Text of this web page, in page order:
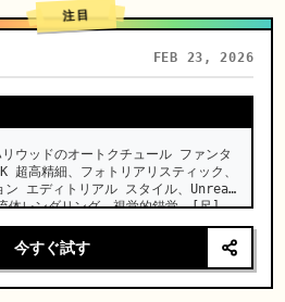
注目
FEB 23, 2026
ウッドのオートクチュール ファンタ
超高精細、フォトリアリスティック、
ン エディトリアル スタイル、Unreal
レンダリング、視覚的錯覚。[尺]
] 果てしなく広がる、現実のウユニ塩
ー）の塩原。空には重苦しい暗い雲が
はすべてを鏡のように完璧に映し出
ニマリストでクールなトーンの絵が広
00:05] ショット 1: オートクチュー
今すぐ試す